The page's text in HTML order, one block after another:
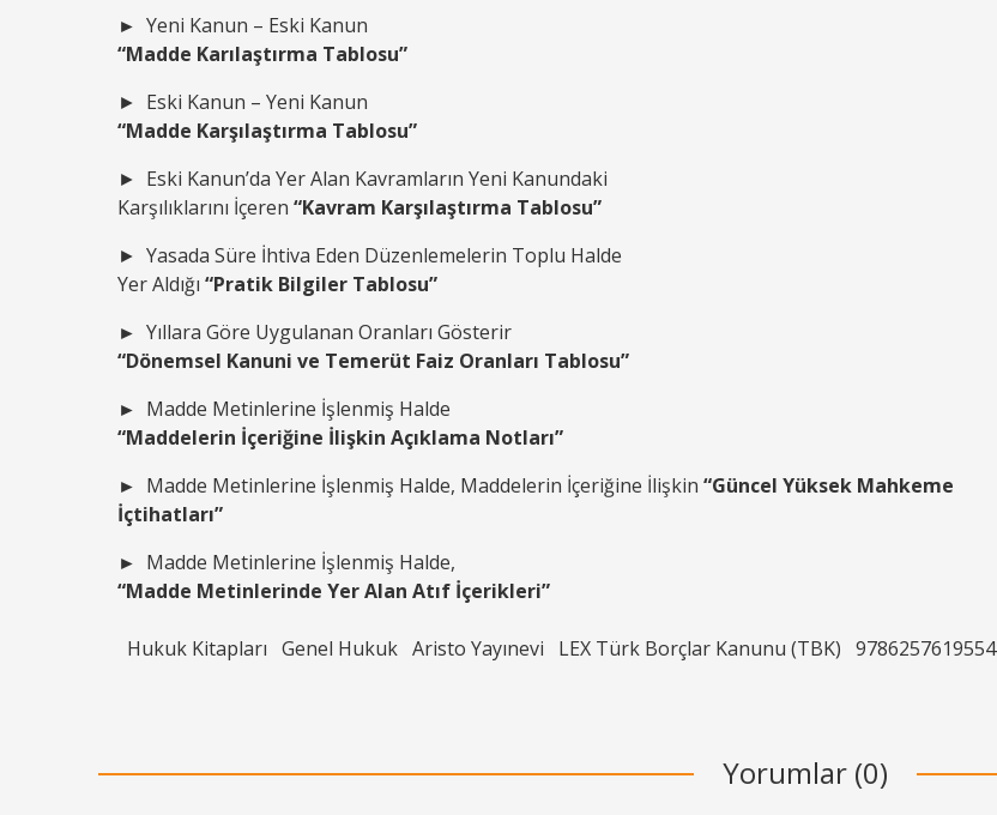
► Yeni Kanun – Eski Kanun
“Madde Karılaştırma Tablosu”
► Eski Kanun – Yeni Kanun
“Madde Karşılaştırma Tablosu”
► Eski Kanun’da Yer Alan Kavramların Yeni Kanundaki
Karşılıklarını İçeren “Kavram Karşılaştırma Tablosu”
► Yasada Süre İhtiva Eden Düzenlemelerin Toplu Halde
Yer Aldığı “Pratik Bilgiler Tablosu”
► Yıllara Göre Uygulanan Oranları Gösterir
“Dönemsel Kanuni ve Temerüt Faiz Oranları Tablosu”
► Madde Metinlerine İşlenmiş Halde
“Maddelerin İçeriğine İlişkin Açıklama Notları”
► Madde Metinlerine İşlenmiş Halde, Maddelerin İçeriğine İlişkin “Güncel Yüksek Mahkeme
İçtihatları”
► Madde Metinlerine İşlenmiş Halde,
“Madde Metinlerinde Yer Alan Atıf İçerikleri”
Hukuk Kitapları Genel Hukuk Aristo Yayınevi LEX Türk Borçlar Kanunu (TBK) 9786257619554
Yorumlar (0)